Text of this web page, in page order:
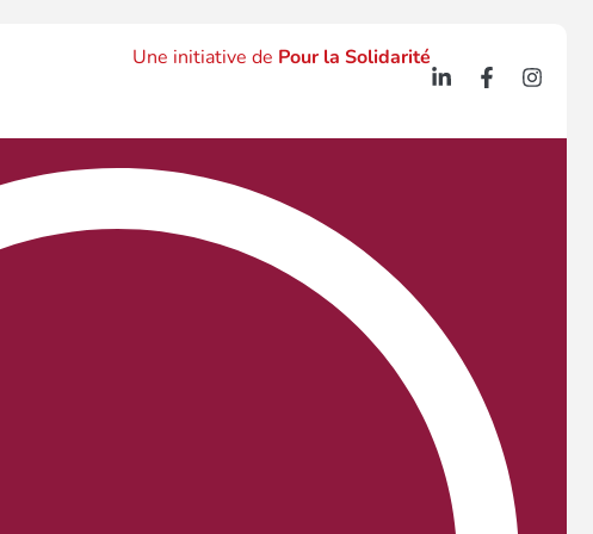
Une initiative de Pour la Solidarité